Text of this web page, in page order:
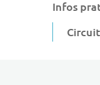
Infos